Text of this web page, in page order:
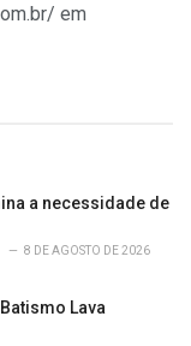
em
a necessidade de
8 DE AGOSTO DE 2026
Lava